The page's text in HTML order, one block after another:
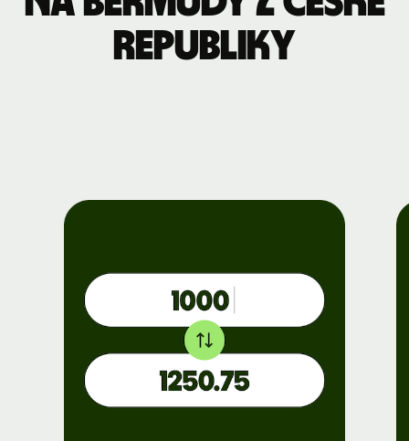
republiky